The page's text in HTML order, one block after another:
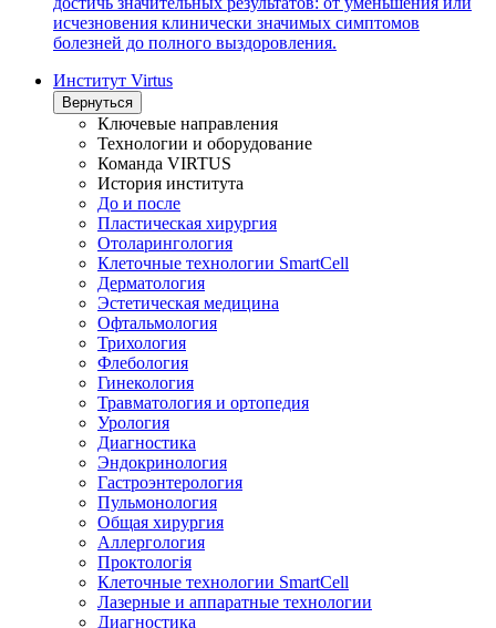
исчезновения клинически значимых симптомов
болезней до полного выздоровления.
Институт Virtus
Вернуться
Ключевые направления
Технологии и оборудование
Команда VIRTUS
История института
До и после
Пластическая хирургия
Отоларингология
Клеточные технологии SmartCell
Дерматология
Эстетическая медицина
Офтальмология
Трихология
Флебология
Гинекология
Травматология и ортопедия
Урология
Диагностика
Эндокринология
Гастроэнтерология
Пульмонология
Общая хирургия
Аллергология
Проктологія
Клеточные технологии SmartCell
Лазерные и аппаратные технологии
Диагностика